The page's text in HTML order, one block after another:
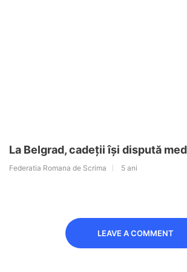
La Belgrad, cadeții își dispută
Federatia Romana de Scrima 5 ani
LEAVE A COMMENT